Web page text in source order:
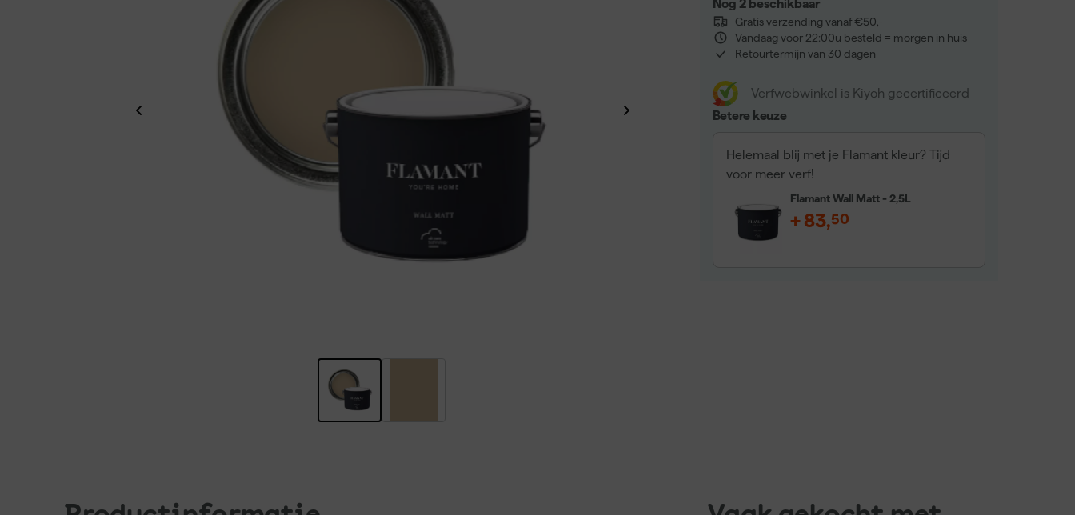
Nog 2 beschikbaar
Gratis verzending vanaf €50,-
Vandaag voor 22:00u besteld = morgen in huis
Retourtermijn van 30 dagen
Verfwebwinkel is Kiyoh gecertificeerd
Betere keuze
Helemaal blij met je Flamant kleur? Tijd
voor meer verf!
Flamant Wall Matt - 2,5L
+83,50